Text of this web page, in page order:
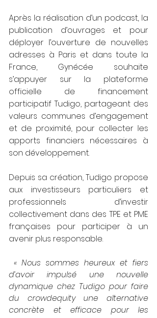
Après la réalisation d’un podcast, la
publication d’ouvrages et pour
déployer l’ouverture de nouvelles
adresses à Paris et dans toute la
France, Gynécée souhaite
s’appuyer sur la plateforme
officielle de financement
participatif Tudigo, partageant des
valeurs communes d’engagement
et de proximité, pour collecter les
apports financiers nécessaires à
son développement.
Depuis sa création, Tudigo propose
aux investisseurs particuliers et
professionnels d’investir
collectivement dans des TPE et PME
françaises pour participer à un
avenir plus responsable.
« Nous sommes heureux et fiers
d’avoir impulsé une nouvelle
dynamique chez Tudigo pour faire
du crowdequity une alternative
concrète et efficace pour les